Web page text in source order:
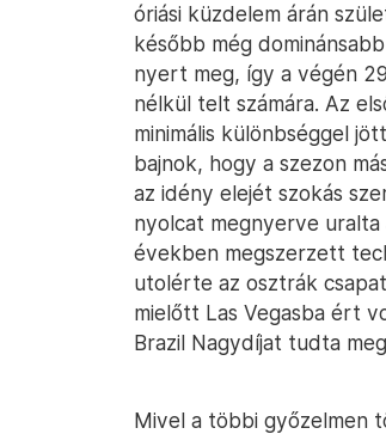
óriási küzdelem árán
később még
nyert meg, így a végén
nélkül telt számára. Az
minimális különbséggel
bajnok, hogy a szezon
az idény elejét szokás
nyolcat megnyerve
években megszerzett
utolérte az osztrák
mielőtt Las Vegasba ért
Brazil Nagydíjat tudta
Mivel a többi győzelmen